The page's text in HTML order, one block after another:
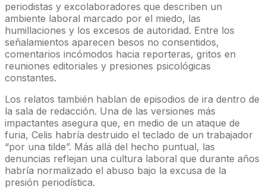
periodistas y excolaboradores que describen un
ambiente laboral marcado por el miedo, las
humillaciones y los excesos de autoridad. Entre los
señalamientos aparecen besos no consentidos,
comentarios incómodos hacia reporteras, gritos en
reuniones editoriales y presiones psicológicas
constantes.
Los relatos también hablan de episodios de ira dentro de
la sala de redacción. Una de las versiones más
impactantes asegura que, en medio de un ataque de
furia, Celis habría destruido el teclado de un trabajador
“por una tilde”. Más allá del hecho puntual, las
denuncias reflejan una cultura laboral que durante años
habría normalizado el abuso bajo la excusa de la
presión periodística.